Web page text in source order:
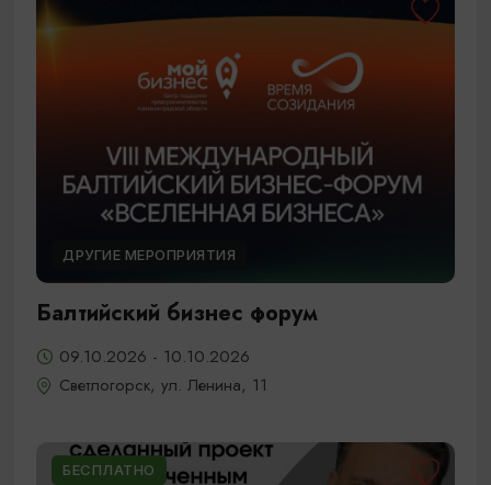
ДРУГИЕ МЕРОПРИЯТИЯ
Балтийский бизнес форум
09.10.2026 - 10.10.2026
Светлогорск, ул. Ленина, 11
БЕСПЛАТНО